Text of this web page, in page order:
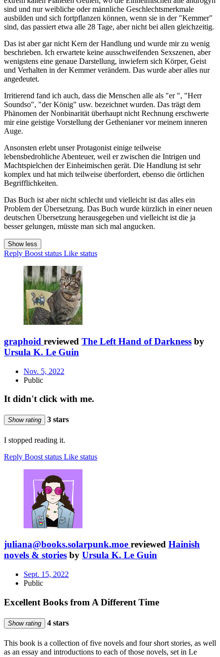
sind und nur weibliche oder männliche Geschlechtsmerkmale
ausbilden und sich fortpflanzen können, wenn sie in der "Kemmer"
sind, das passiert etwa alle 28 Tage, aber nicht bei allen gleichzeitig.
Das ist aber gar nicht Kern der Handlung und wurde mir zu wenig
beschrieben. Ich erwartete keine ausschweifenden Sexszenen, aber
wenigstens eine genaue Darstellung, inwiefern sich Körper, Geist
und Verhalten in der Kemmer verändern. Das wurde aber alles nur
angedeutet.
Irritierend fand ich auch, dass die Menschen alle als "er ", "Herr
Soundso", "der König" usw. bezeichnet wurden. Das trägt dem
Phänomen der Nonbinarität überhaupt nicht Rechnung erschwerte
mir eine geistige Vorstellung der Gethenianer vor meinem inneren
Auge.
Ansonsten erlebt unser Protagonist einige teilweise
lebensbedrohliche Abenteuer, weil er zwischen die Intrigen und
Machtspielchen der Einheimischen gerät. Die Handlung ist sehr
komplex und hat mich teilweise überfordert, ebenso die örtlichen
Begrifflichkeiten.
Das Buch ist aber nicht schlecht und vielleicht ist das alles ein
Problem der Übersetzung. Das Buch wurde kürzlich in einer neuen
deutschen Übersetzung herausgegeben und vielleicht ist die ja
besser gelungen, müsste man sich mal angucken.
Show less
Reply Boost status Like status
graphoid reviewed The Left Hand of Darkness by
Ursula K. Le Guin
Nov. 5, 2022
Public
It didn't click with me.
Show rating 3 stars
I stopped reading it.
Reply Boost status Like status
juliana@books.solarpunk.moe reviewed Hainish
novels & stories by Ursula K. Le Guin
Sept. 15, 2022
Public
Excellent Books from A Different Time
Show rating 4 stars
This book is a collection of five novels and four short stories, as well
as an essay and introductions to each of those novels, set in Le